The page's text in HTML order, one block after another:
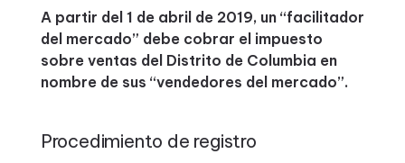
A partir del 1 de abril de 2019, un “facilitador
del mercado” debe cobrar el impuesto
sobre ventas del Distrito de Columbia en
nombre de sus “vendedores del mercado”.
Procedimiento de registro